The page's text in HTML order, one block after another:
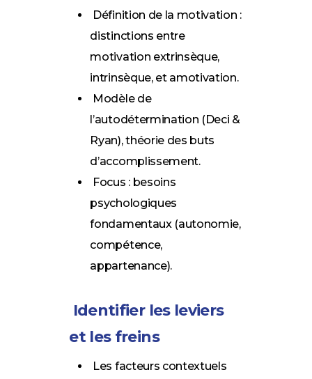
Définition de la motivation :
distinctions entre
motivation extrinsèque,
intrinsèque, et amotivation.
Modèle de
l’autodétermination (Deci &
Ryan), théorie des buts
d’accomplissement.
Focus : besoins
psychologiques
fondamentaux (autonomie,
compétence,
appartenance).
Identifier les leviers
et les freins
Les facteurs contextuels